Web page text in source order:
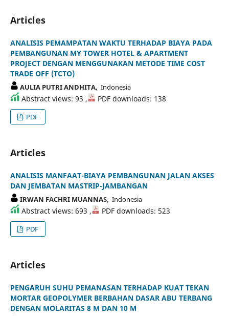
Articles
ANALISIS PEMAMPATAN WAKTU TERHADAP BIAYA PADA
PEMBANGUNAN MY TOWER HOTEL & APARTMENT
PROJECT DENGAN MENGGUNAKAN METODE TIME COST
TRADE OFF (TCTO)
AULIA PUTRI ANDHITA, Indonesia
Abstract views: 93 , PDF downloads: 138
PDF
Articles
ANALISIS MANFAAT-BIAYA PEMBANGUNAN JALAN AKSES
DAN JEMBATAN MASTRIP-JAMBANGAN
IRWAN FACHRI MUANNAS, Indonesia
Abstract views: 693 , PDF downloads: 523
PDF
Articles
PENGARUH SUHU PEMANASAN TERHADAP KUAT TEKAN
MORTAR GEOPOLYMER BERBAHAN DASAR ABU TERBANG
DENGAN MOLARITAS 8 M DAN 10 M